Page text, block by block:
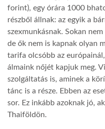
forint), egy órára 1000
részből állnak: az egyik a
szexmunkásnak. Sokan
de ők nem is kapnak olyan
tarifa olcsóbb az
álmaink nőjét kapjuk meg.
szolgáltatás is, aminek a
tánc is a része. Ebben az
sor. Ez inkább azoknak jó,
Thaiföldön.